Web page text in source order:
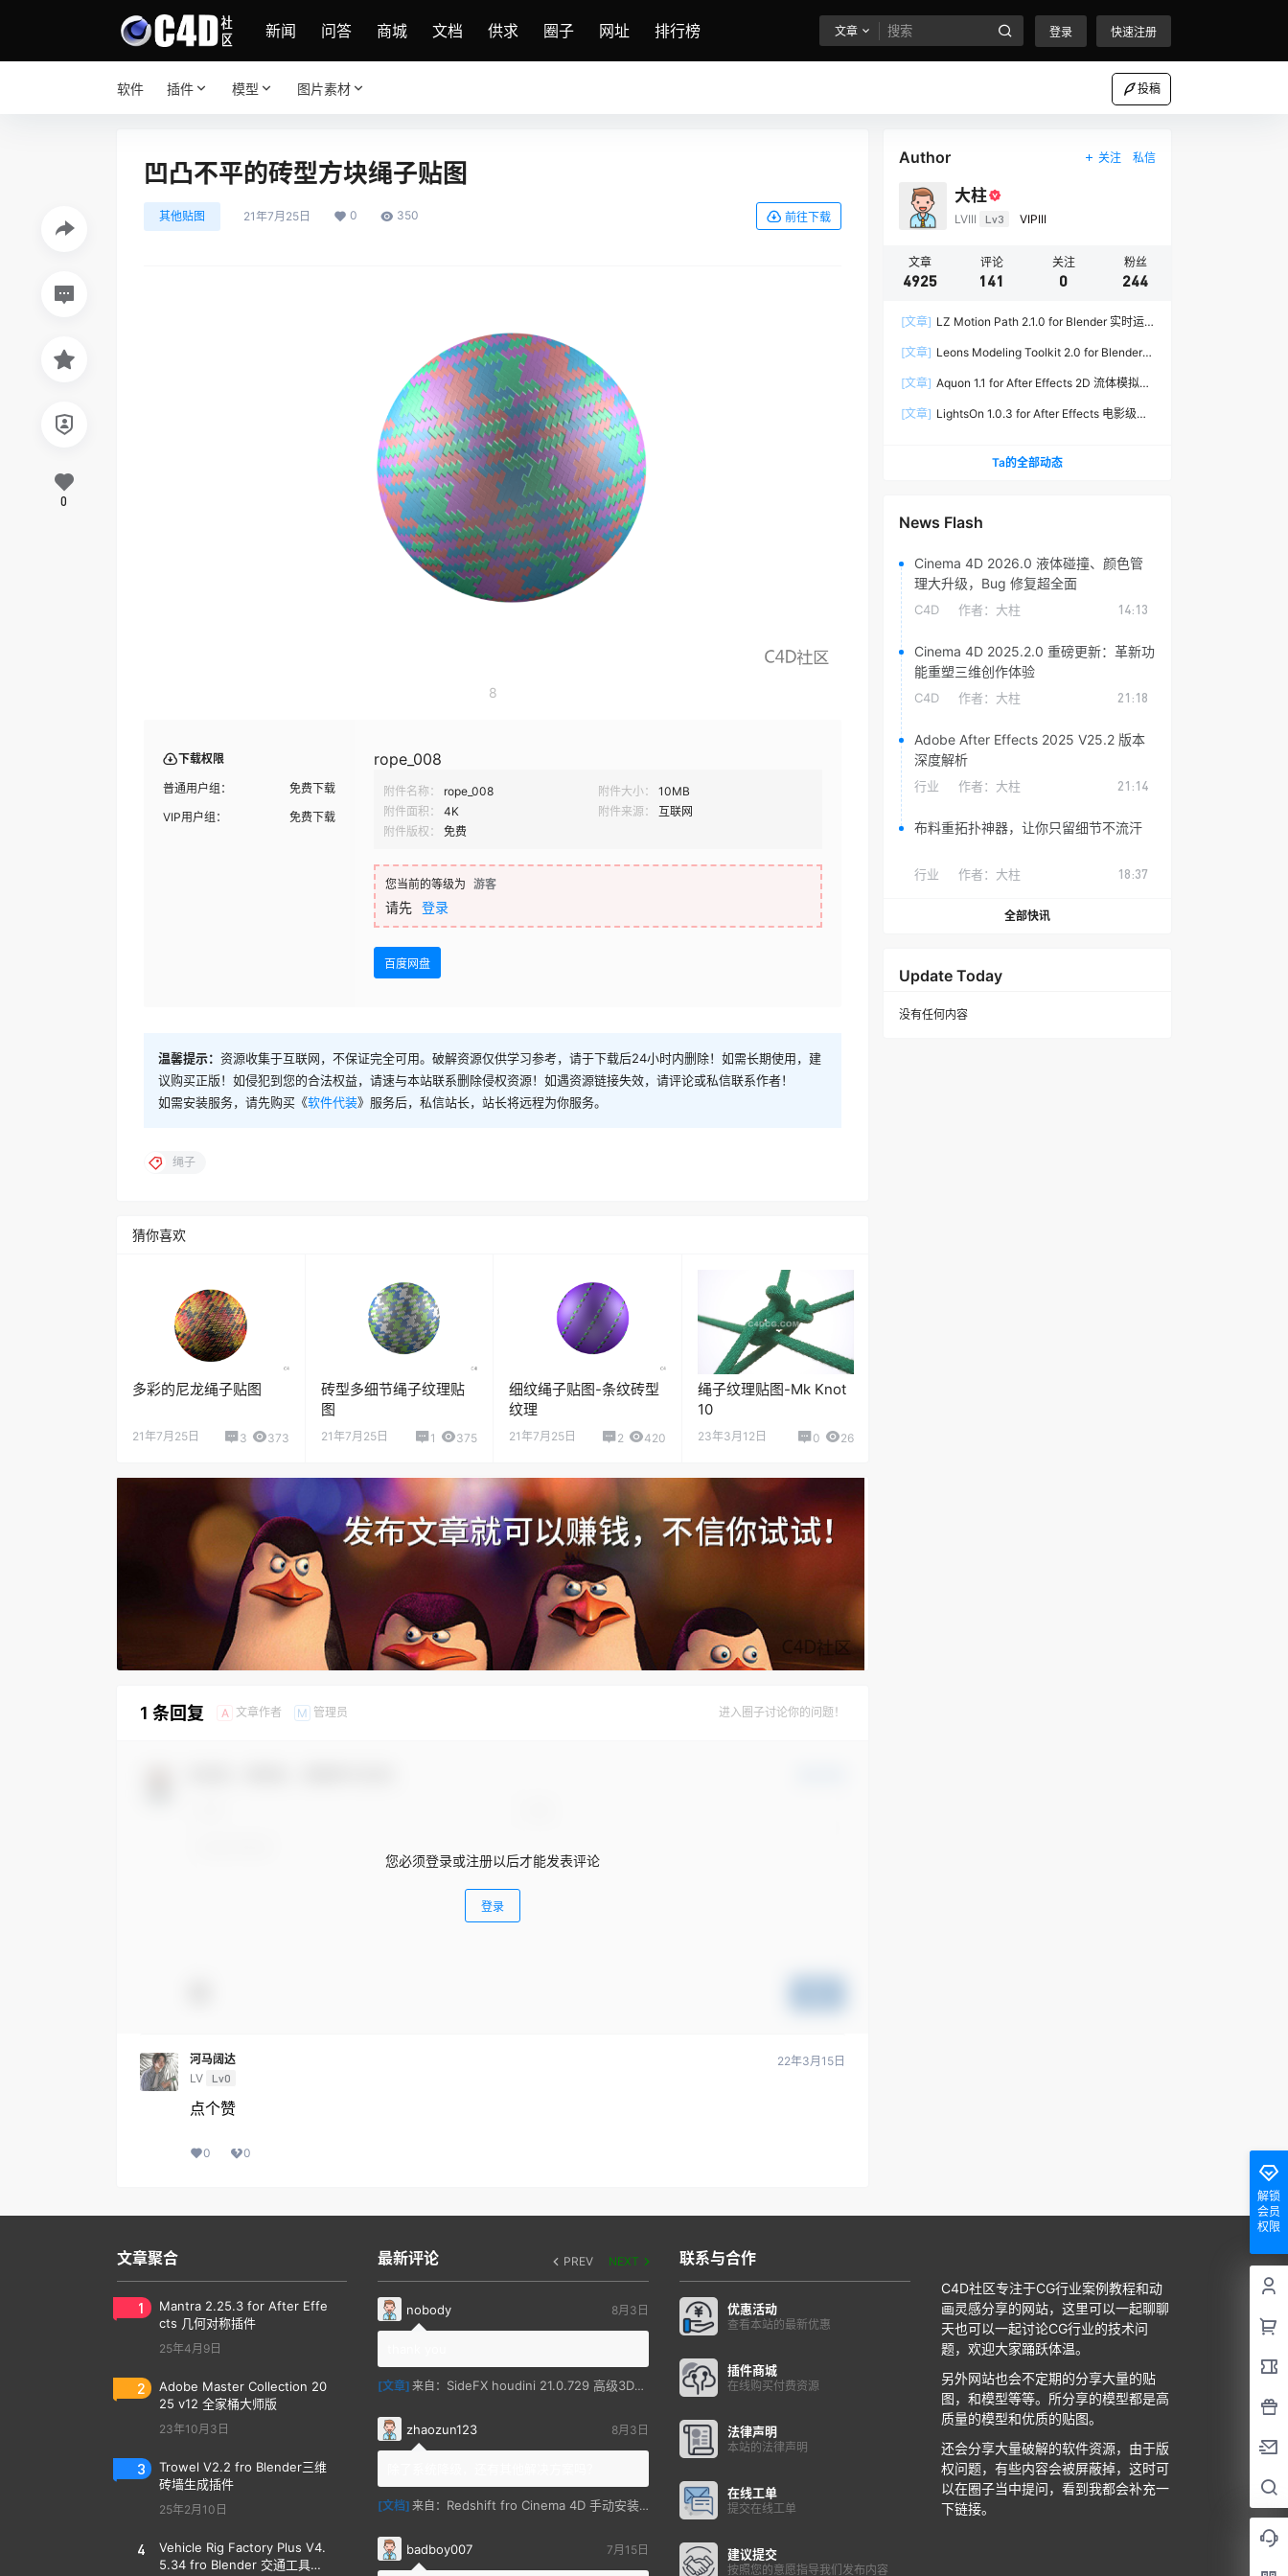
新闻 问答 商城 文档 供求 圈子 网址 排行榜 文章 登录 快速注册
软件 插件 模型 图片素材 投稿
凹凸不平的砖型方块绳子贴图
其他贴图 21年7月25日 0 350 前往下载
8
下载权限
普通用户组：
免费下载
VIP用户组：
免费下载
rope_008
附件名称： rope_008 附件大小：
10MB
附件面积：
4K 附件来源：
互联网
附件版权：
免费
您当前的等级为 游客
请先 登录
百度网盘
温馨提示： 资源收集于互联网，不保证完全可用。破解资源仅供学习参考，请于下载后24小时内删除！如需长期使用，建
议购买正版！如侵犯到您的合法权益，请速与本站联系删除侵权资源！如遇资源链接失效，请评论或私信联系作者！
如需安装服务，请先购买《软件代装》服务后，私信站长，站长将远程为你服务。
0
绳子
猜你喜欢
多彩的尼龙绳子贴图
21年7月25日 3 373
砖型多细节绳子纹理贴
图
21年7月25日 1 375
细纹绳子贴图-条纹砖型
纹理
21年7月25日 2 420
绳子纹理贴图-Mk Knot
10
23年3月12日 0 26
1 条回复 A 文章作者 M 管理员 进入圈子讨论你的问题！
您必须登录或注册以后才能发表评论
登录
河马阔达
LV Lv0
22年3月15日
点个赞
0 0
Author 关注 私信
大柱
LVIII Lv3 VIPIII
文章
4925
评论
141
关注
0
粉丝
244
[文章] LZ Motion Path 2.1.0 for Blender 实时运
[文章] Leons Modeling Toolkit 2.0 for Blender
[文章] Aquon 1.1 for After Effects 2D 流体模拟插
[文章] LightsOn 1.0.3 for After Effects 电影级镜
Ta的全部动态
News Flash
Cinema 4D 2026.0 液体碰撞、颜色管
理大升级，Bug 修复超全面
C4D 作者： 大柱 14:13
Cinema 4D 2025.2.0 重磅更新：革新功
能重塑三维创作体验
C4D 作者： 大柱 21:18
Adobe After Effects 2025 V25.2 版本
深度解析
行业 作者： 大柱 21:14
布料重拓扑神器，让你只留细节不流汗
行业 作者： 大柱 18:37
全部快讯
Update Today
没有任何内容
解锁
会员
权限
文章聚合
1
Mantra 2.25.3 for After Effe
cts 几何对称插件
25年4月9日
2
Adobe Master Collection 20
25 v12 全家桶大师版
23年10月3日
3
Trowel V2.2 fro Blender三维
砖墙生成插件
25年2月10日
4
Vehicle Rig Factory Plus V4.
5.34 fro Blender 交通工具汽
最新评论 PREV NEXT
nobody 8月3日
[文章] 来自： SideFX houdini 21.0.729 高级3D特效软件
zhaozun123 8月3日
[文档] 来自： Redshift fro Cinema 4D 手动安装教程
badboy007 7月15日
联系与合作
优惠活动
查看本站的最新优惠
插件商城
在线购买付费资源
法律声明
本站的法律声明
在线工单
提交在线工单
建议提交
按照您的意愿指导我们发布内容
C4D社区专注于CG行业案例教程和动
画灵感分享的网站，这里可以一起聊聊
天也可以一起讨论CG行业的技术问
题，欢迎大家踊跃体温。
另外网站也会不定期的分享大量的贴
图，和模型等等。所分享的模型都是高
质量的模型和优质的贴图。
还会分享大量破解的软件资源，由于版
权问题，有些内容会被屏蔽掉，这时可
以在圈子当中提问，看到我都会补充一
下链接。